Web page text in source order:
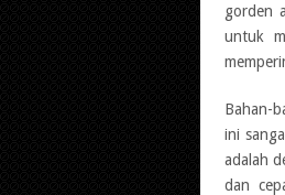
gorden
untuk
Bahan-
ini
adalah
dan